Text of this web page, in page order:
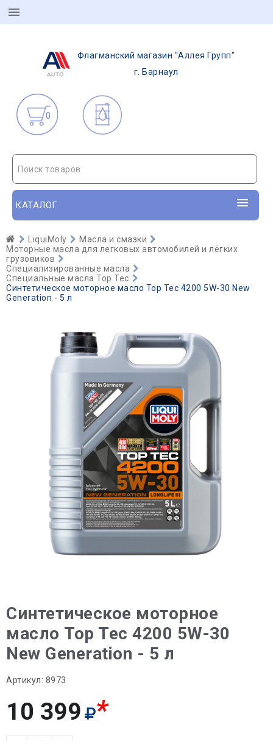
Флагманский магазин "Аллея Групп"
г. Барнаул
0
Поиск товаров
КАТАЛОГ
LiquiMoly
Масла и смазки
Моторные масла для легковых автомобилей и лёгких
грузовиков
Специализированные масла
Специальные масла Top Tec
Синтетическое моторное масло Top Tec 4200 5W-30 New
Generation - 5 л
Синтетическое моторное
масло Top Tec 4200 5W-30
New Generation - 5 л
Артикул: 8973
10 399 *